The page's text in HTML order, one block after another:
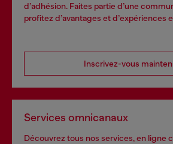
d’adhésion. Faites partie d’une
profitez d’avantages et d’expériences
Inscrivez-vous
Services omnicanaux
Découvrez tous nos services, en ligne